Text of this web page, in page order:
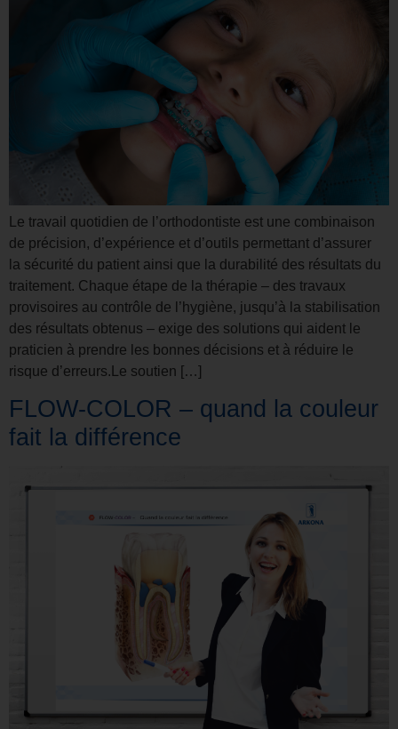
Le travail quotidien de l’orthodontiste est une combinaison
de précision, d’expérience et d’outils permettant d’assurer
la sécurité du patient ainsi que la durabilité des résultats du
traitement. Chaque étape de la thérapie – des travaux
provisoires au contrôle de l’hygiène, jusqu’à la stabilisation
des résultats obtenus – exige des solutions qui aident le
praticien à prendre les bonnes décisions et à réduire le
risque d’erreurs.Le soutien […]
FLOW-COLOR – quand la couleur
fait la différence